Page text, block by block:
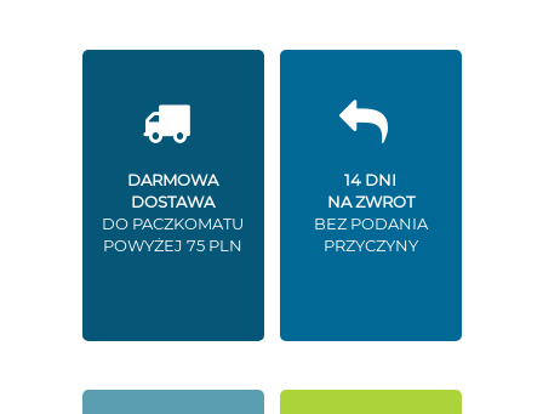
DARMOWA
DOSTAWA
DO PACZKOMATU
POWYŻEJ 75 PLN
14 DNI
NA ZWROT
BEZ PODANIA
PRZYCZYNY